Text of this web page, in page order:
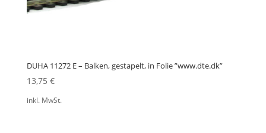
DUHA 11272 E – Balken, gestapelt, in Folie ”www.dte.dk”
13,75 €
inkl. MwSt.